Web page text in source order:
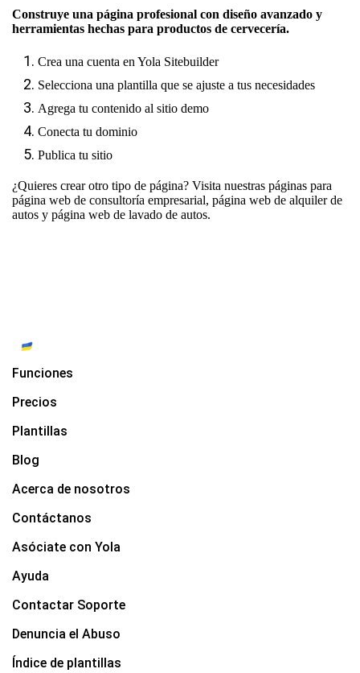
Construye una página profesional con diseño avanzado y
herramientas hechas para productos de cervecería.
Crea una cuenta en Yola Sitebuilder
Selecciona una plantilla que se ajuste a tus necesidades
Agrega tu contenido al sitio demo
Conecta tu dominio
Publica tu sitio
¿Quieres crear otro tipo de página? Visita nuestras páginas para
página web de consultoría empresarial, página web de alquiler de
autos y página web de lavado de autos.
Funciones
Precios
Plantillas
Blog
Acerca de nosotros
Contáctanos
Asóciate con Yola
Ayuda
Contactar Soporte
Denuncia el Abuso
Índice de plantillas